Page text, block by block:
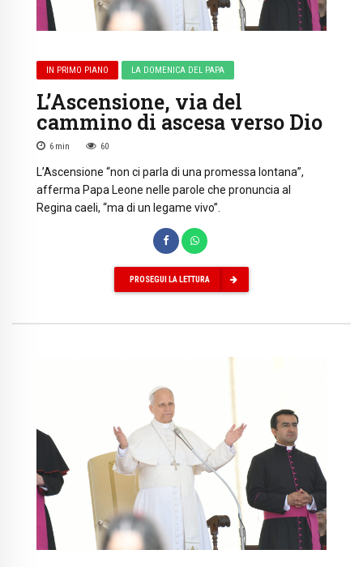
IN PRIMO PIANO LA DOMENICA DEL PAPA
L’Ascensione, via del
cammino di ascesa verso Dio
6 min 60
L’Ascensione “non ci parla di una promessa lontana”,
afferma Papa Leone nelle parole che pronuncia al
Regina caeli, “ma di un legame vivo”.
PROSEGUI LA LETTURA